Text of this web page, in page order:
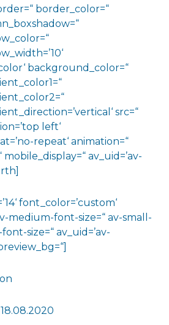
border_color=“
background_color=“
src=“
left‘
repeat‘ animation=“
av_uid=’av-
font_color=’custom‘
medium-font-size=“ av-small-
size=“ av_uid=’av-